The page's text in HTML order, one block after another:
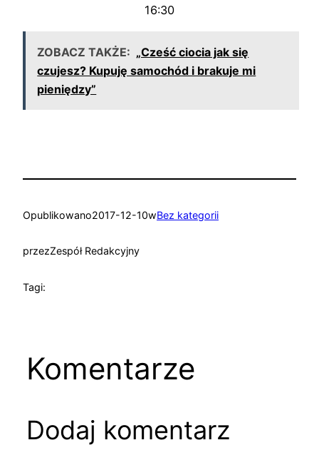
16:30
ZOBACZ TAKŻE: „Cześć ciocia jak się
czujesz? Kupuję samochód i brakuje mi
pieniędzy”
Opublikowano2017-12-10wBez kategorii
przezZespół Redakcyjny
Tagi:
Komentarze
Dodaj komentarz